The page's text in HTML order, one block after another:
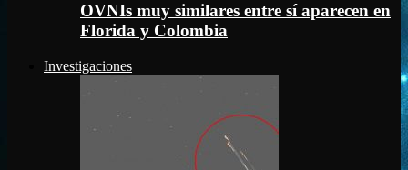
OVNIs muy similares entre sí aparecen en
Florida y Colombia
Investigaciones